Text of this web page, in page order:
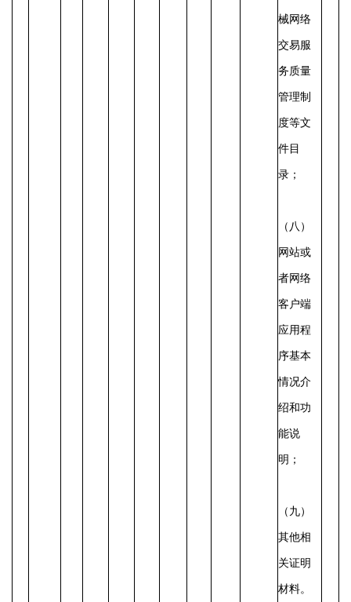
械网络
交易服
务质量
管理制
度等文
件目
录；
（八）
网站或
者网络
客户端
应用程
序基本
情况介
绍和功
能说
明；
（九）
其他相
关证明
材料。